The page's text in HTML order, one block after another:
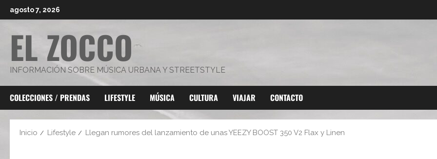
al
agosto 7, 2026
EL ZOCCO
INFORMACIÓN SOBRE MÚSICA URBANA Y STREETSTYLE
COLECCIONES / PRENDAS LIFESTYLE MÚSICA CULTURA VIAJAR CONTACTO
Inicio Lifestyle Llegan rumores del lanzamiento de unas YEEZY BOOST 350 V2 Flax y Linen